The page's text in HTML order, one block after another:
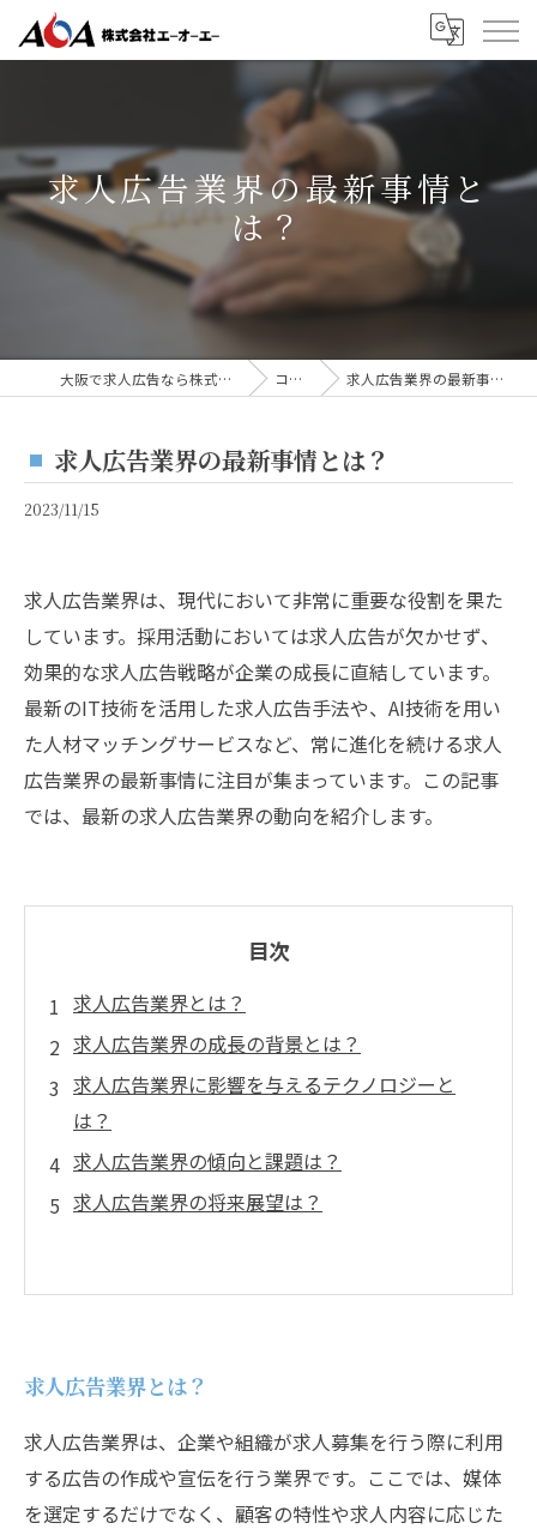
求人広告業界の最新事情と
は？
大阪で求人広告なら株式会社AOA コラム 求人広告業界の最新事情とは？
求人広告業界の最新事情とは？
2023/11/15
求人広告業界は、現代において非常に重要な役割を果た
しています。採用活動においては求人広告が欠かせず、
効果的な求人広告戦略が企業の成長に直結しています。
最新のIT技術を活用した求人広告手法や、AI技術を用い
た人材マッチングサービスなど、常に進化を続ける求人
広告業界の最新事情に注目が集まっています。この記事
では、最新の求人広告業界の動向を紹介します。
目次
求人広告業界とは？
求人広告業界の成長の背景とは？
求人広告業界に影響を与えるテクノロジーと
は？
求人広告業界の傾向と課題は？
求人広告業界の将来展望は？
求人広告業界とは？
求人広告業界は、企業や組織が求人募集を行う際に利用
する広告の作成や宣伝を行う業界です。ここでは、媒体
を選定するだけでなく、顧客の特性や求人内容に応じた